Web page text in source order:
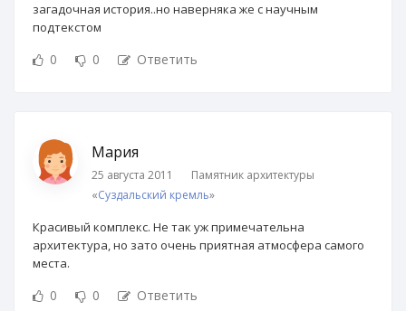
загадочная история..но наверняка же с научным
подтекстом
0 0 Ответить
Мария
25 августа 2011
Памятник архитектуры
«Суздальский кремль»
Красивый комплекс. Не так уж примечательна
архитектура, но зато очень приятная атмосфера самого
места.
0 0 Ответить